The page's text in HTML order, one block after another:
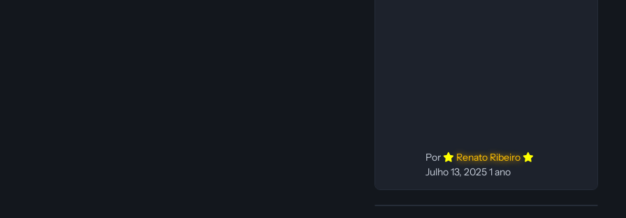
Por
Renato Ribeiro
Julho 13, 20251 ano